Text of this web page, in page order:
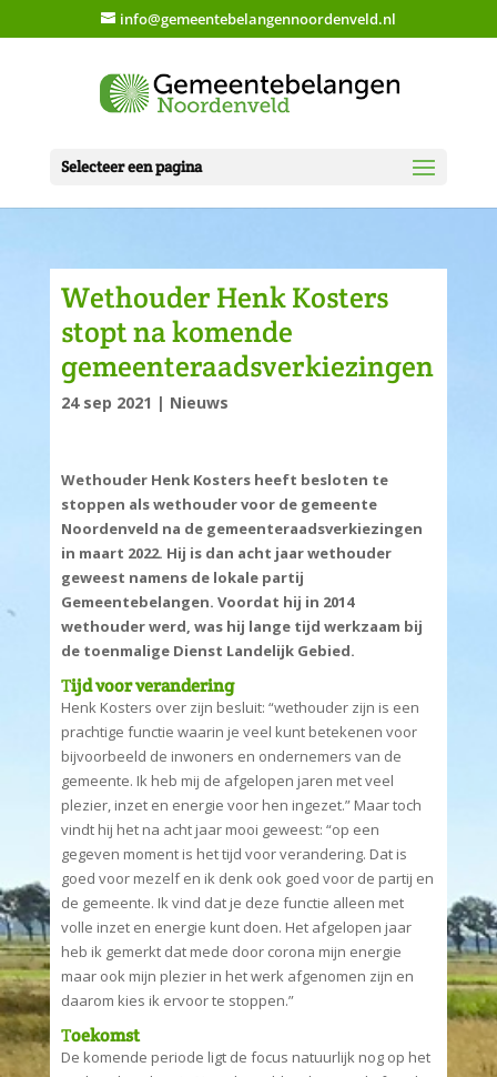
info@gemeentebelangennoordenveld.nl
Selecteer een pagina
Wethouder Henk Kosters
stopt na komende
gemeenteraadsverkiezingen
24 sep 2021 | Nieuws
Wethouder Henk Kosters heeft besloten te
stoppen als wethouder voor de gemeente
Noordenveld na de gemeenteraadsverkiezingen
in maart 2022. Hij is dan acht jaar wethouder
geweest namens de lokale partij
Gemeentebelangen. Voordat hij in 2014
wethouder werd, was hij lange tijd werkzaam bij
de toenmalige Dienst Landelijk Gebied.
Tijd voor verandering
Henk Kosters over zijn besluit: “wethouder zijn is een
prachtige functie waarin je veel kunt betekenen voor
bijvoorbeeld de inwoners en ondernemers van de
gemeente. Ik heb mij de afgelopen jaren met veel
plezier, inzet en energie voor hen ingezet.” Maar toch
vindt hij het na acht jaar mooi geweest: “op een
gegeven moment is het tijd voor verandering. Dat is
goed voor mezelf en ik denk ook goed voor de partij en
de gemeente. Ik vind dat je deze functie alleen met
volle inzet en energie kunt doen. Het afgelopen jaar
heb ik gemerkt dat mede door corona mijn energie
maar ook mijn plezier in het werk afgenomen zijn en
daarom kies ik ervoor te stoppen.”
Toekomst
De komende periode ligt de focus natuurlijk nog op het